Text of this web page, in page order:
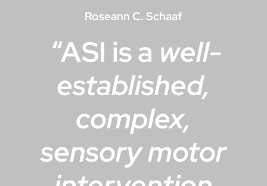
Roseann C. Schaaf
“ASI is a well-
established,
complex,
sensory motor